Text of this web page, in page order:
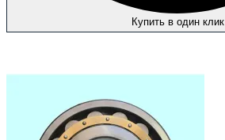
Купить в один клик